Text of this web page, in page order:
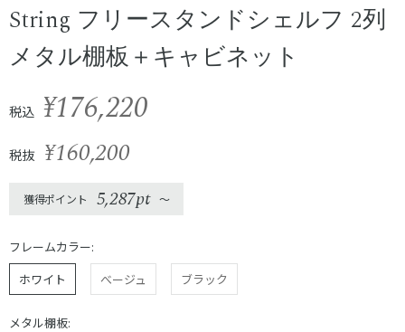
String フリースタンドシェルフ 2列
メタル棚板＋キャビネット
税込 ¥176,220
税抜 ¥160,200
獲得ポイント 5,287pt 〜
フレームカラー:
ホワイト
べージュ ブラック
メタル棚板: